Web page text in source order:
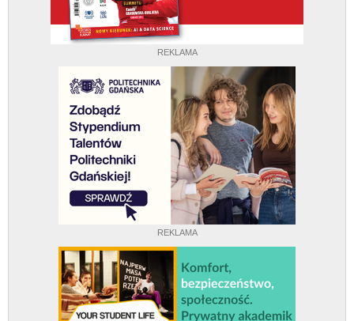
REKLAMA
REKLAMA